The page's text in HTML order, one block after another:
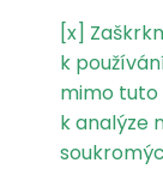
[x]
k
mimo tuto
k analýze